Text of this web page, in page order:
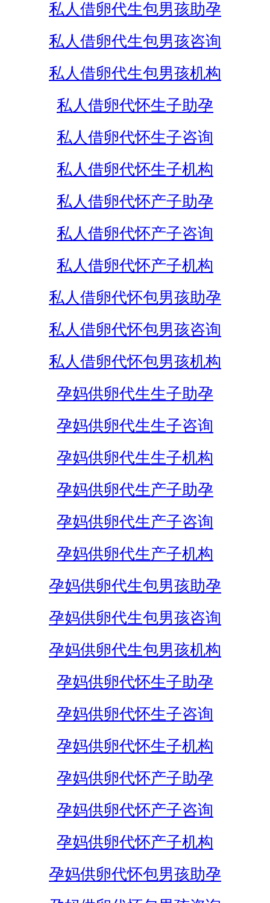
私人借卵代生包男孩助孕
私人借卵代生包男孩咨询
私人借卵代生包男孩机构
私人借卵代怀生子助孕
私人借卵代怀生子咨询
私人借卵代怀生子机构
私人借卵代怀产子助孕
私人借卵代怀产子咨询
私人借卵代怀产子机构
私人借卵代怀包男孩助孕
私人借卵代怀包男孩咨询
私人借卵代怀包男孩机构
孕妈供卵代生生子助孕
孕妈供卵代生生子咨询
孕妈供卵代生生子机构
孕妈供卵代生产子助孕
孕妈供卵代生产子咨询
孕妈供卵代生产子机构
孕妈供卵代生包男孩助孕
孕妈供卵代生包男孩咨询
孕妈供卵代生包男孩机构
孕妈供卵代怀生子助孕
孕妈供卵代怀生子咨询
孕妈供卵代怀生子机构
孕妈供卵代怀产子助孕
孕妈供卵代怀产子咨询
孕妈供卵代怀产子机构
孕妈供卵代怀包男孩助孕